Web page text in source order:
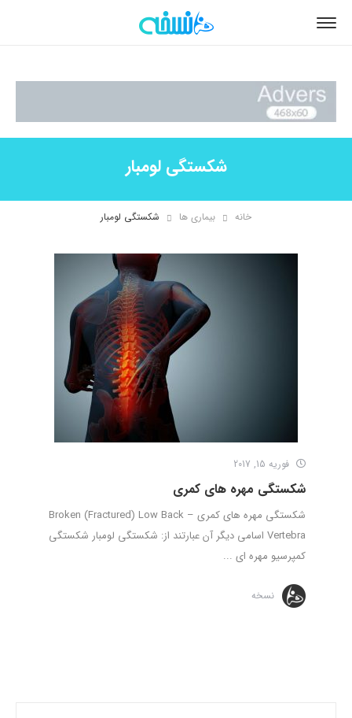
شکستگی لومبار
خانه بیماری ها شکستگی لومبار
فوریه 15, 2017
شکستگی مهره های کمری
شکستگی مهره های کمری – Broken (Fractured) Low Back
Vertebra اسامی دیگر آن عبارتند از: شکستگی لومبار شکستگی
کمپرسیو مهره ای ...
نسخه